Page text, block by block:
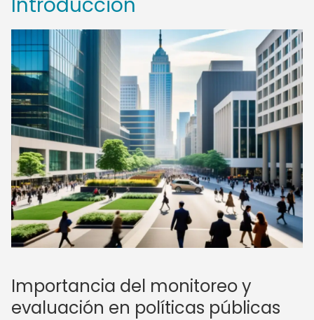
Importancia del monitoreo y
evaluación en políticas públicas